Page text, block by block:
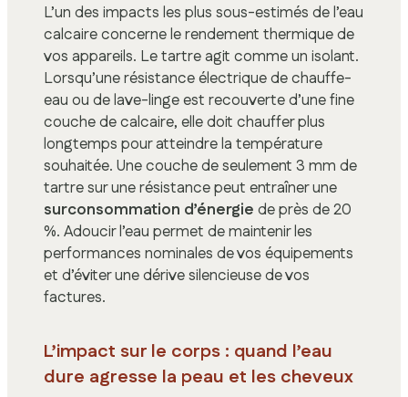
L’un des impacts les plus sous-estimés de l’eau
calcaire concerne le rendement thermique de
vos appareils. Le tartre agit comme un isolant.
Lorsqu’une résistance électrique de chauffe-
eau ou de lave-linge est recouverte d’une fine
couche de calcaire, elle doit chauffer plus
longtemps pour atteindre la température
souhaitée. Une couche de seulement 3 mm de
tartre sur une résistance peut entraîner une
surconsommation d’énergie de près de 20
%. Adoucir l’eau permet de maintenir les
performances nominales de vos équipements
et d’éviter une dérive silencieuse de vos
factures.
L’impact sur le corps : quand l’eau
dure agresse la peau et les cheveux